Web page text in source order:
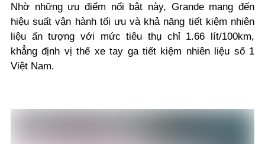
Nhờ những ưu điểm nổi bật này, Grande mang đến
hiệu suất vận hành tối ưu và khả năng tiết kiệm nhiên
liệu ấn tượng với mức tiêu thụ chỉ 1.66 lít/100km,
khẳng định vị thế xe tay ga tiết kiệm nhiên liệu số 1
Việt Nam.